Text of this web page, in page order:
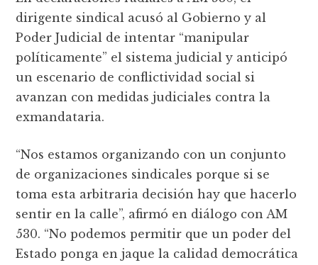
dirigente sindical acusó al Gobierno y al
Poder Judicial de intentar “manipular
políticamente” el sistema judicial y anticipó
un escenario de conflictividad social si
avanzan con medidas judiciales contra la
exmandataria.
“Nos estamos organizando con un conjunto
de organizaciones sindicales porque si se
toma esta arbitraria decisión hay que hacerlo
sentir en la calle”, afirmó en diálogo con AM
530. “No podemos permitir que un poder del
Estado ponga en jaque la calidad democrática